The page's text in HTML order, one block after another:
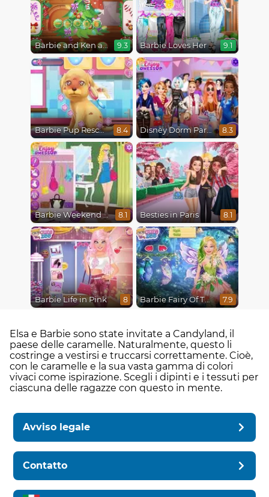
Barbie and Ken a Perfect Christmas 9.3 Barbie Loves Her Job 9.1
Barbie Pup Rescue 8.4 Disney Dorm Party 8.3
Barbie Weekend Outfit 8.1 Besties in Paris 8.1
Barbie Life in Pink 8 Barbie Fairy Of The Woods 7.9
Elsa e Barbie sono state invitate a Candyland, il
paese delle caramelle. Naturalmente, questo li
costringe a vestirsi e truccarsi correttamente. Cioè,
con le caramelle e la sua vasta gamma di colori
vivaci come ispirazione. Scegli i dipinti e i tessuti per
ciascuna delle ragazze con questo in mente.
Avviso legale
Contatto